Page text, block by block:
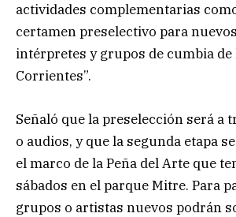
actividades complementarias
certamen preselectivo para
intérpretes y grupos de cumbia
Corrientes”.
Señaló que la preselección será a
o audios, y que la segunda etapa
el marco de la Peña del Arte que
sábados en el parque Mitre. Para
grupos o artistas nuevos podrán